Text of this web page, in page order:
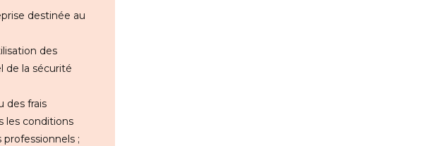
destinée au
des
de la sécurité
des frais
les conditions
;